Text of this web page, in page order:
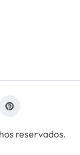
reservados.